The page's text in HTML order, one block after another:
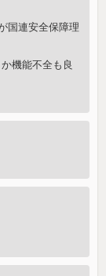
国連安全保障理
機能不全も良